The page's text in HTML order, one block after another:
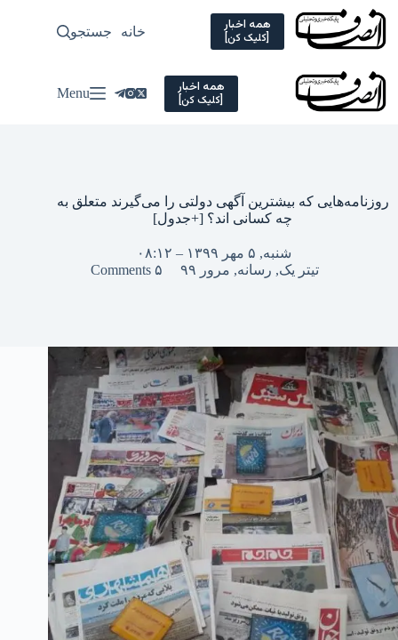
همه اخبار
[کلیک کن] سیاسی
جستجو
همه اخبار
[کلیک کن] Menu
که بیشترین آگهی دولتی را می‌گیرند متعلق به
چه کسانی اند؟ [+جدول]
شنبه, ۵ مهر ۱۳۹۹ – ۰۸:۱۲
تیتر یک, رسانه ,مرور ۹۹ ۵ Comments